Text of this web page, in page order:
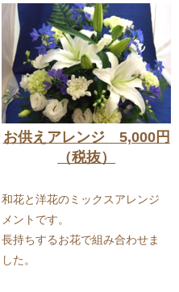
お供えアレンジ 5,000円
（税抜）
和花と洋花のミックスアレンジ
メントです。
長持ちするお花で組み合わせま
した。